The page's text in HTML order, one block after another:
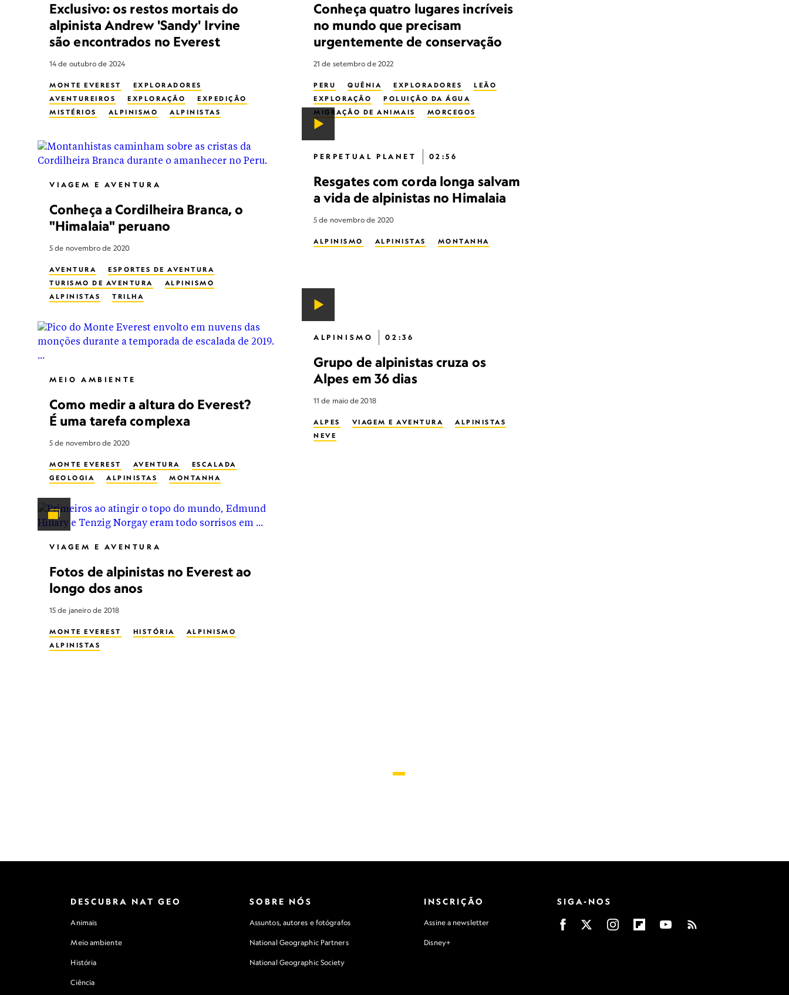
Exclusivo: os restos mortais do
alpinista Andrew 'Sandy' Irvine
são encontrados no Everest
14 de outubro de 2024
MONTE EVEREST
EXPLORADORES
AVENTUREIROS
EXPLORAÇÃO
EXPEDIÇÃO
MISTÉRIOS
ALPINISMO ALPINISTAS
Conheça quatro lugares incríveis
no mundo que precisam
urgentemente de conservação
21 de setembro de 2022
PERU QUÊNIA EXPLORADORES
LEÃO
EXPLORAÇÃO
POLUIÇÃO DA ÁGUA
MIGRAÇÃO DE ANIMAIS
MORCEGOS
MUDANÇAS CLIMÁTICAS
CONSERVAÇÃO CULTURAL
TURISMO CULTURAL
DESFLORESTAÇÃO
GELEIRA
IMPÉRIO INCA
CAÇA FURTIVA
EXPLORAÇÃO FLORESTAL
ALPINISMO
MONTANHA
LUGAR SELVAGEM
VIAGEM E AVENTURA
Conheça a Cordilheira Branca, o
"Himalaia" peruano
5 de novembro de 2020
AVENTURA
ESPORTES DE AVENTURA
TURISMO DE AVENTURA
ALPINISMO
ALPINISTAS
TRILHA
PERPETUAL PLANET 02:56
Resgates com corda longa salvam
a vida de alpinistas no Himalaia
5 de novembro de 2020
ALPINISMO ALPINISTAS MONTANHA
MEIO AMBIENTE
Como medir a altura do Everest?
É uma tarefa complexa
5 de novembro de 2020
MONTE EVEREST AVENTURA
ESCALADA
GEOLOGIA
ALPINISTAS MONTANHA
ALPINISMO 02:36
Grupo de alpinistas cruza os
Alpes em 36 dias
11 de maio de 2018
ALPES VIAGEM E AVENTURA
ALPINISTAS
NEVE
VIAGEM E AVENTURA
Fotos de alpinistas no Everest ao
longo dos anos
15 de janeiro de 2018
MONTE EVEREST HISTÓRIA
ALPINISMO
ALPINISTAS
DESCUBRA NAT GEO
Animais
Meio ambiente
História
Ciência
SOBRE NÓS
Assuntos, autores e fotógrafos
National Geographic Partners
National Geographic Society
INSCRIÇÃO
Assine a newsletter
Disney+
SIGA-NOS